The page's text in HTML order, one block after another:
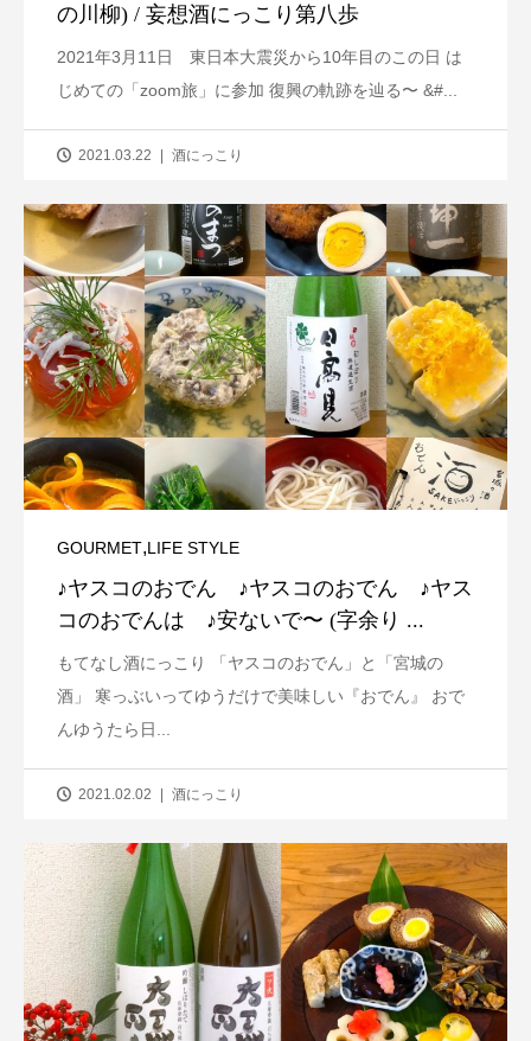
の川柳) / 妄想酒にっこり第八歩
2021年3月11日 東日本大震災から10年目のこの日 は
じめての「zoom旅」に参加 復興の軌跡を辿る〜 &#...
2021.03.22 酒にっこり
GOURMET,LIFE STYLE
♪ヤスコのおでん ♪ヤスコのおでん ♪ヤス
コのおでんは ♪安ないで〜 (字余り ...
もてなし酒にっこり 「ヤスコのおでん」と「宮城の
酒」 寒っぶいってゆうだけで美味しい『おでん』 おで
んゆうたら日...
2021.02.02 酒にっこり